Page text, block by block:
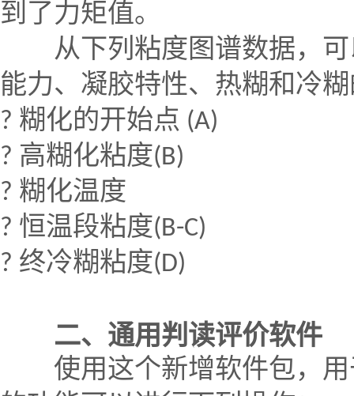
到了力矩值。
从下列粘度图谱数据，可
能力、凝胶特性、热糊和冷
? 糊化的开始点 (A)
? 高糊化粘度(B)
? 糊化温度
? 恒温段粘度(B-C)
? 终冷糊粘度(D)
二、通用判读评价软件
使用这个新增软件包，用